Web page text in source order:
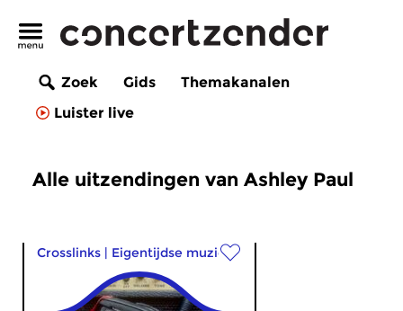
Zoek Gids
Themakanalen
Luister live
Alle uitzendingen van Ashley Paul
Crosslinks | Eigentijdse muziek